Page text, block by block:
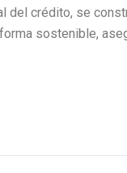
del crédito, se
sostenible,